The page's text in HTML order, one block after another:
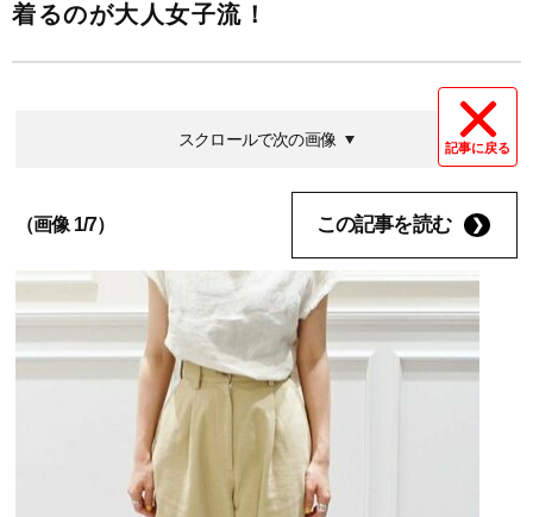
着るのが大人女子流！
記事に戻る
スクロールで次の画像
（画像 1/7） この記事を読む